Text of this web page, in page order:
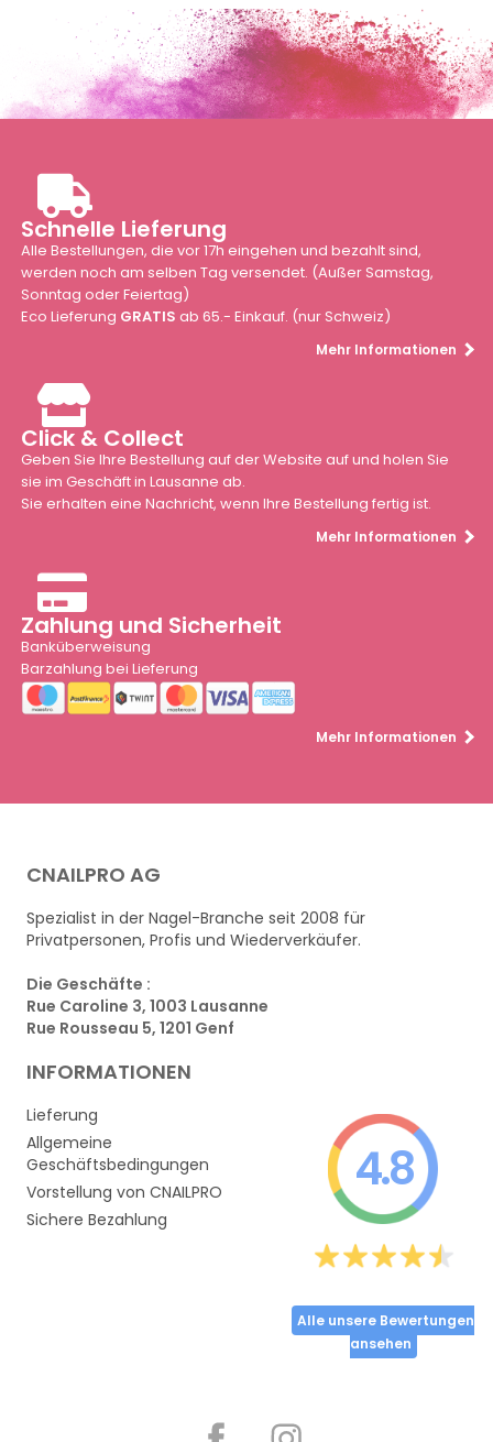
Schnelle Lieferung
Alle Bestellungen, die vor 17h eingehen und bezahlt sind,
werden noch am selben Tag versendet. (Außer Samstag,
Sonntag oder Feiertag)
Eco Lieferung GRATIS ab 65.- Einkauf. (nur Schweiz)
Mehr Informationen
Click & Collect
Geben Sie Ihre Bestellung auf der Website auf und holen Sie
sie im Geschäft in Lausanne ab.
Sie erhalten eine Nachricht, wenn Ihre Bestellung fertig ist.
Mehr Informationen
Zahlung und Sicherheit
Banküberweisung
Barzahlung bei Lieferung
Mehr Informationen
CNAILPRO AG
Spezialist in der Nagel-Branche seit 2008 für
Privatpersonen, Profis und Wiederverkäufer.
Die Geschäfte :
Rue Caroline 3, 1003 Lausanne
Rue Rousseau 5, 1201 Genf
INFORMATIONEN
Lieferung
Allgemeine
Geschäftsbedingungen
Vorstellung von CNAILPRO
Sichere Bezahlung
4.8
Alle unsere Bewertungen
ansehen